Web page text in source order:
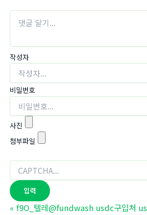
작성자
비밀번호
사진
첨부파일
« f9O_텔레@fundwash usdc구입처